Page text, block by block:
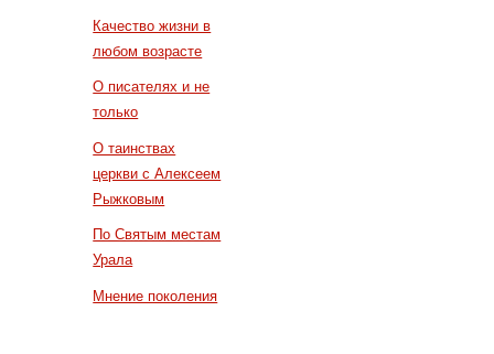
Качество жизни в
любом возрасте
О писателях и не
только
О таинствах
церкви с Алексеем
Рыжковым
По Святым местам
Урала
Мнение поколения